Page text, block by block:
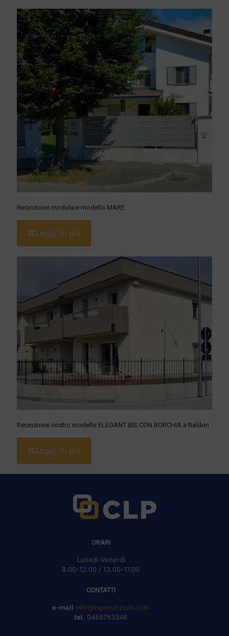
Recinzione modulare modello MARE
Leggi di più
Recinzione nostro modello ELEGANT BIS CON BORCHIA a Raldon
Leggi di più
ORARI
Lunedì-Venerdì
8.00-12.00 / 13.00-17.00
CONTATTI
e-mail info@clprecinzioni.com
tel. 0458753346